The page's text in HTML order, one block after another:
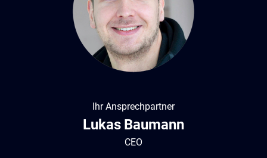
Ihr Ansprechpartner
Lukas Baumann
CEO